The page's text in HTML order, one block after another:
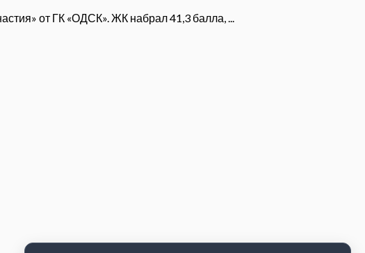
от ГК «ОДСК». ЖК набрал 41,3 балла, ...